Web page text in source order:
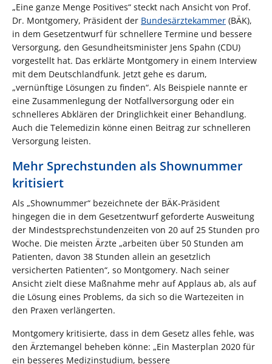
„Eine ganze Menge Positives“ steckt nach Ansicht von Prof.
Dr. Montgomery, Präsident der Bundesärztekammer (BÄK),
in dem Gesetzentwurf für schnellere Termine und bessere
Versorgung, den Gesundheitsminister Jens Spahn (CDU)
vorgestellt hat. Das erklärte Montgomery in einem Interview
mit dem Deutschlandfunk. Jetzt gehe es darum,
„vernünftige Lösungen zu finden“. Als Beispiele nannte er
eine Zusammenlegung der Notfallversorgung oder ein
schnelleres Abklären der Dringlichkeit einer Behandlung.
Auch die Telemedizin könne einen Beitrag zur schnelleren
Versorgung leisten.
Mehr Sprechstunden als Shownummer
kritisiert
Als „Shownummer“ bezeichnete der BÄK-Präsident
hingegen die in dem Gesetzentwurf geforderte Ausweitung
der Mindestsprechstundenzeiten von 20 auf 25 Stunden pro
Woche. Die meisten Ärzte „arbeiten über 50 Stunden am
Patienten, davon 38 Stunden allein an gesetzlich
versicherten Patienten“, so Montgomery. Nach seiner
Ansicht zielt diese Maßnahme mehr auf Applaus ab, als auf
die Lösung eines Problems, da sich so die Wartezeiten in
den Praxen verlängerten.
Montgomery kritisierte, dass in dem Gesetz alles fehle, was
den Ärztemangel beheben könne: „Ein Masterplan 2020 für
ein besseres Medizinstudium, bessere